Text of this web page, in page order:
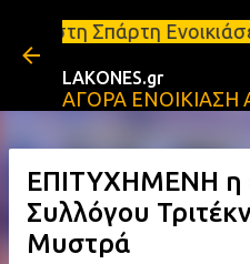
Μετάβαση στο
Ενοικιάσεις
LAKONES.gr
ΑΓΟΡΑ ΕΝΟΙΚΙΑΣΗ
ΕΠΙΤΥΧΗΜΕΝΗ η
Συλλόγου
Μυστρά